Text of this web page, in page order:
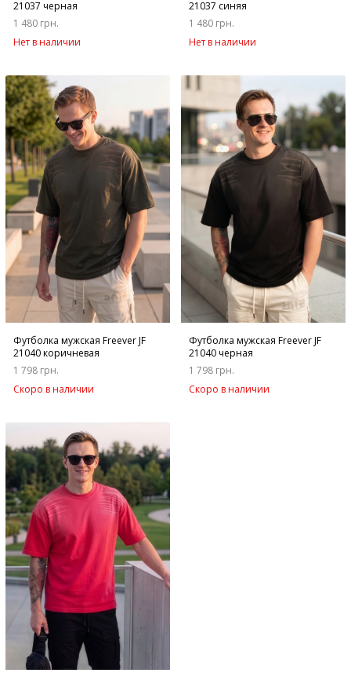
21037 черная
1 480 грн.
Нет в наличии
21037 синяя
1 480 грн.
Нет в наличии
Футболка мужская Freever JF
21040 коричневая
1 798 грн.
Скоро в наличии
Футболка мужская Freever JF
21040 черная
1 798 грн.
Скоро в наличии